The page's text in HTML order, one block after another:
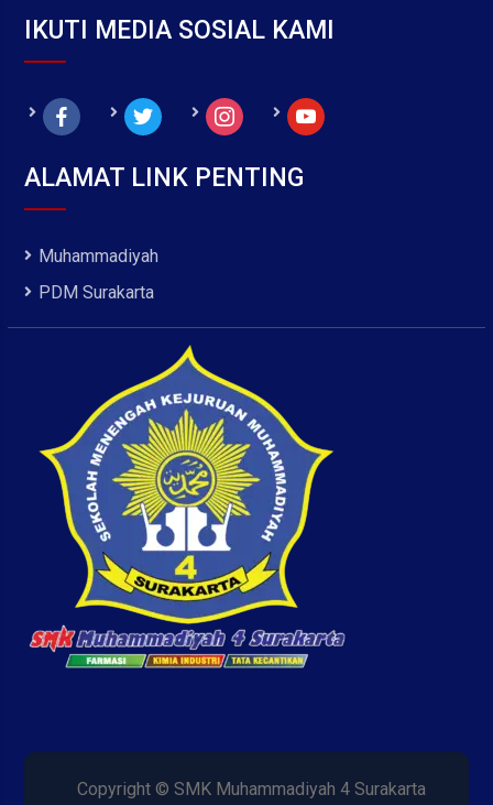
IKUTI MEDIA SOSIAL KAMI
facebook twitter instagram youtube
ALAMAT LINK PENTING
Muhammadiyah
PDM Surakarta
Copyright © SMK Muhammadiyah 4 Surakarta